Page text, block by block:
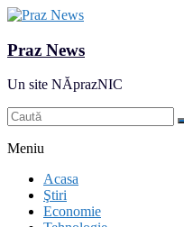
Praz News
Un site NĂprazNIC
Meniu
Acasa
Ştiri
Economie